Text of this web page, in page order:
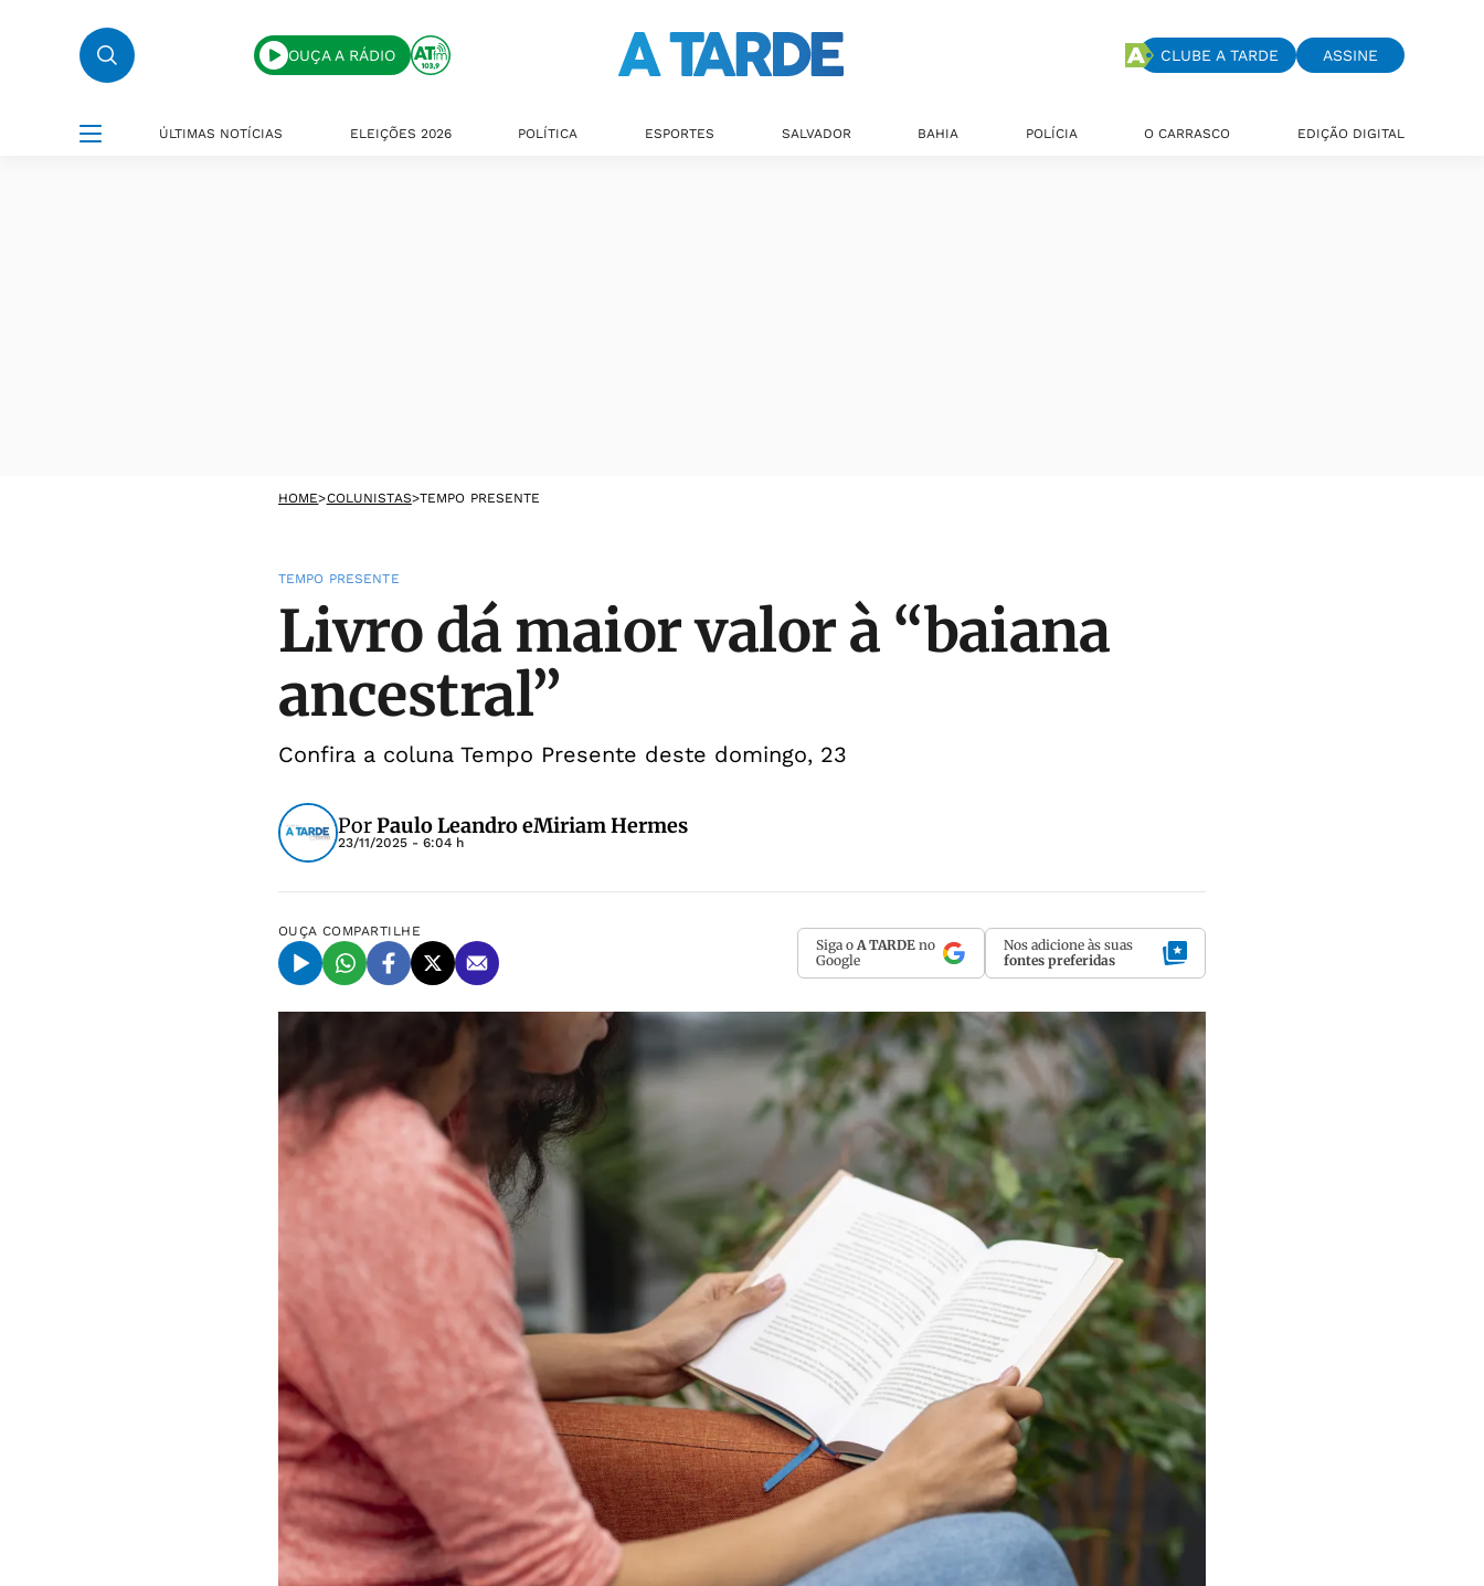
OUÇA A RÁDIO CLUBE A TARDE ASSINE
ÚLTIMAS NOTÍCIAS ELEIÇÕES 2026 POLÍTICA ESPORTES SALVADOR BAHIA POLÍCIA O CARRASCO EDIÇÃO DIGITAL
HOME>COLUNISTAS>TEMPO PRESENTE
TEMPO PRESENTE
Livro dá maior valor à “baiana
ancestral”
Confira a coluna Tempo Presente deste domingo, 23
PorPaulo Leandro eMiriam Hermes
23/11/2025 - 6:04 h
OUÇA COMPARTILHE
Siga o A TARDE no
Google
Nos adicione às suas
fontes preferidas